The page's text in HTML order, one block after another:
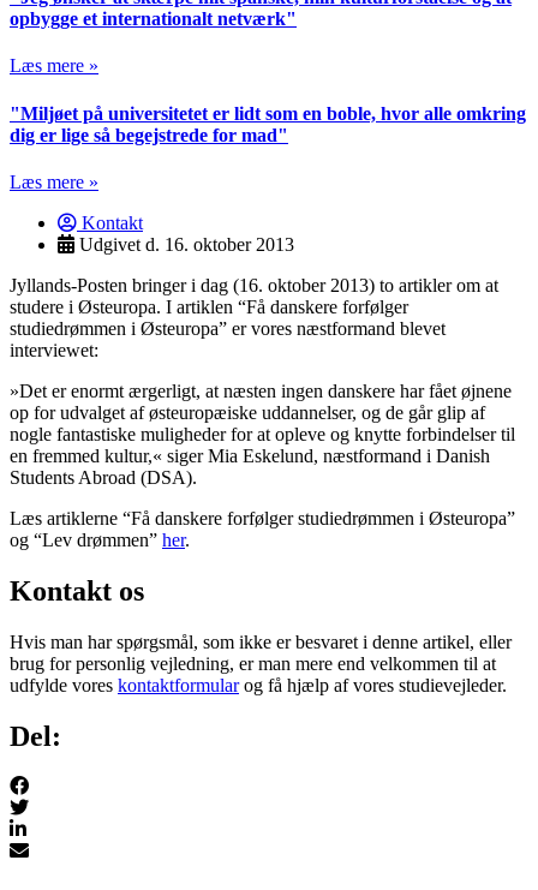
opbygge et internationalt netværk"
Læs mere »
"Miljøet på universitetet er lidt som en boble, hvor alle omkring
dig er lige så begejstrede for mad"
Læs mere »
Kontakt
Udgivet d. 16. oktober 2013
Jyllands-Posten bringer i dag (16. oktober 2013) to artikler om at
studere i Østeuropa. I artiklen “Få danskere forfølger
studiedrømmen i Østeuropa” er vores næstformand blevet
interviewet:
»Det er enormt ærgerligt, at næsten ingen danskere har fået øjnene
op for udvalget af østeuropæiske uddannelser, og de går glip af
nogle fantastiske muligheder for at opleve og knytte forbindelser til
en fremmed kultur,« siger Mia Eskelund, næstformand i Danish
Students Abroad (DSA).
Læs artiklerne “Få danskere forfølger studiedrømmen i Østeuropa”
og “Lev drømmen” her.
Kontakt os
Hvis man har spørgsmål, som ikke er besvaret i denne artikel, eller
brug for personlig vejledning, er man mere end velkommen til at
udfylde vores kontaktformularog få hjælp af vores studievejleder.
Del: